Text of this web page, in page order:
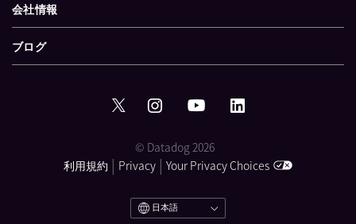
会社情報
ブログ
日本語
© Datadog 2026
利用規約 | Privacy | Your Privacy Choices